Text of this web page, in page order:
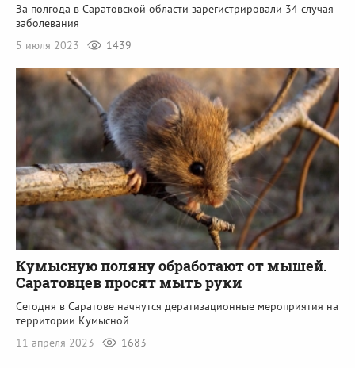
За полгода в Саратовской области зарегистрировали 34 случая
заболевания
5 июля 2023
1439
Кумысную поляну обработают от мышей.
Саратовцев просят мыть руки
Сегодня в Саратове начнутся дератизационные мероприятия на
территории Кумысной
11 апреля 2023
1683